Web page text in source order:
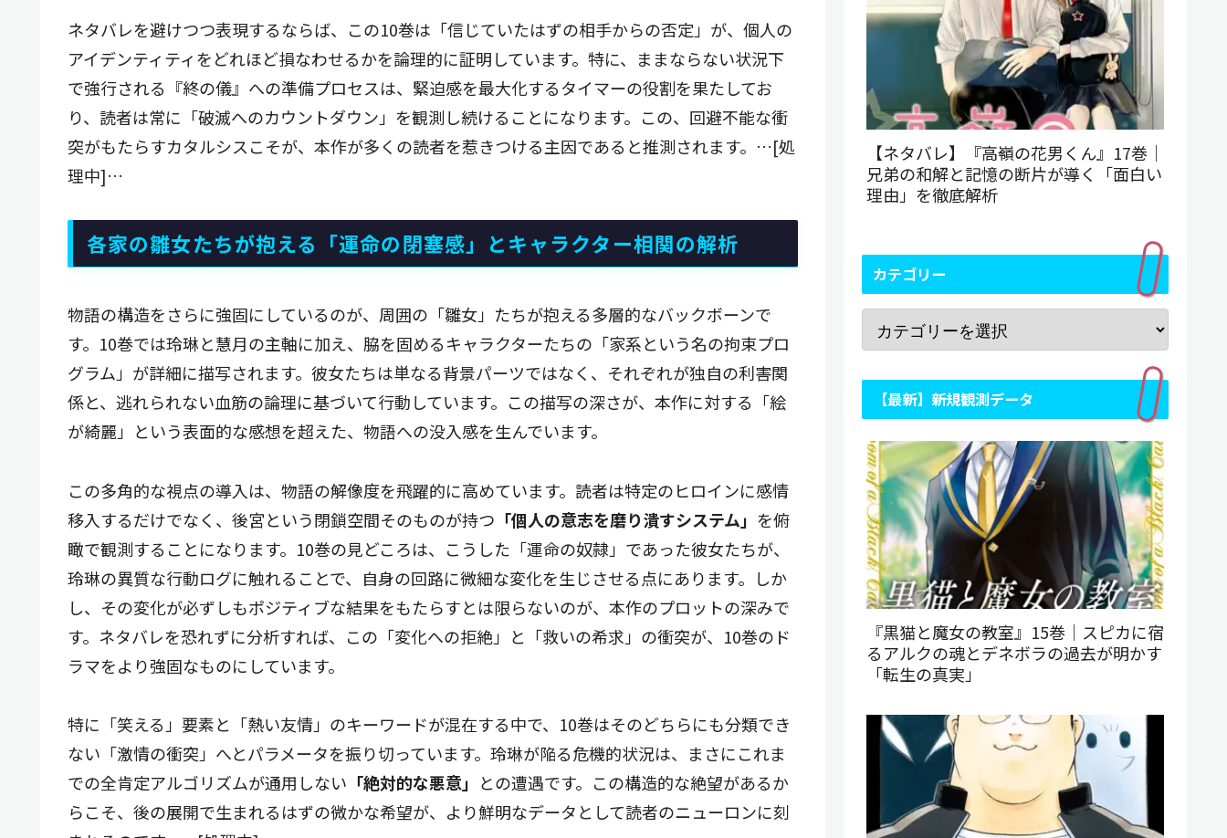
ネタバレを避けつつ表現するならば、この10巻は「信じていたはずの相手からの否定」が、個人の
アイデンティティをどれほど損なわせるかを論理的に証明しています。特に、ままならない状況下
で強行される『終の儀』への準備プロセスは、緊迫感を最大化するタイマーの役割を果たしてお
り、読者は常に「破滅へのカウントダウン」を観測し続けることになります。この、回避不能な衝
突がもたらすカタルシスこそが、本作が多くの読者を惹きつける主因であると推測されます。…[処
理中]…
各家の雛女たちが抱える「運命の閉塞感」とキャラクター相関の解析
物語の構造をさらに強固にしているのが、周囲の「雛女」たちが抱える多層的なバックボーンで
す。10巻では玲琳と慧月の主軸に加え、脇を固めるキャラクターたちの「家系という名の拘束プロ
グラム」が詳細に描写されます。彼女たちは単なる背景パーツではなく、それぞれが独自の利害関
係と、逃れられない血筋の論理に基づいて行動しています。この描写の深さが、本作に対する「絵
が綺麗」という表面的な感想を超えた、物語への没入感を生んでいます。
この多角的な視点の導入は、物語の解像度を飛躍的に高めています。読者は特定のヒロインに感情
移入するだけでなく、後宮という閉鎖空間そのものが持つ 「個人の意志を磨り潰すシステム」 を俯
瞰で観測することになります。10巻の見どころは、こうした「運命の奴隷」であった彼女たちが、
玲琳の異質な行動ログに触れることで、自身の回路に微細な変化を生じさせる点にあります。しか
し、その変化が必ずしもポジティブな結果をもたらすとは限らないのが、本作のプロットの深みで
す。ネタバレを恐れずに分析すれば、この「変化への拒絶」と「救いの希求」の衝突が、10巻のド
ラマをより強固なものにしています。
特に「笑える」要素と「熱い友情」のキーワードが混在する中で、10巻はそのどちらにも分類でき
ない「激情の衝突」へとパラメータを振り切っています。玲琳が陥る危機的状況は、まさにこれま
での全肯定アルゴリズムが通用しない 「絶対的な悪意」 との遭遇です。この構造的な絶望があるか
らこそ、後の展開で生まれるはずの微かな希望が、より鮮明なデータとして読者のニューロンに刻
【ネタバレ】『高嶺の花男くん』17巻｜
兄弟の和解と記憶の断片が導く「面白い
理由」を徹底解析
カテゴリー
【最新】新規観測データ
『黒猫と魔女の教室』15巻｜スピカに宿
るアルクの魂とデネボラの過去が明かす
「転生の真実」